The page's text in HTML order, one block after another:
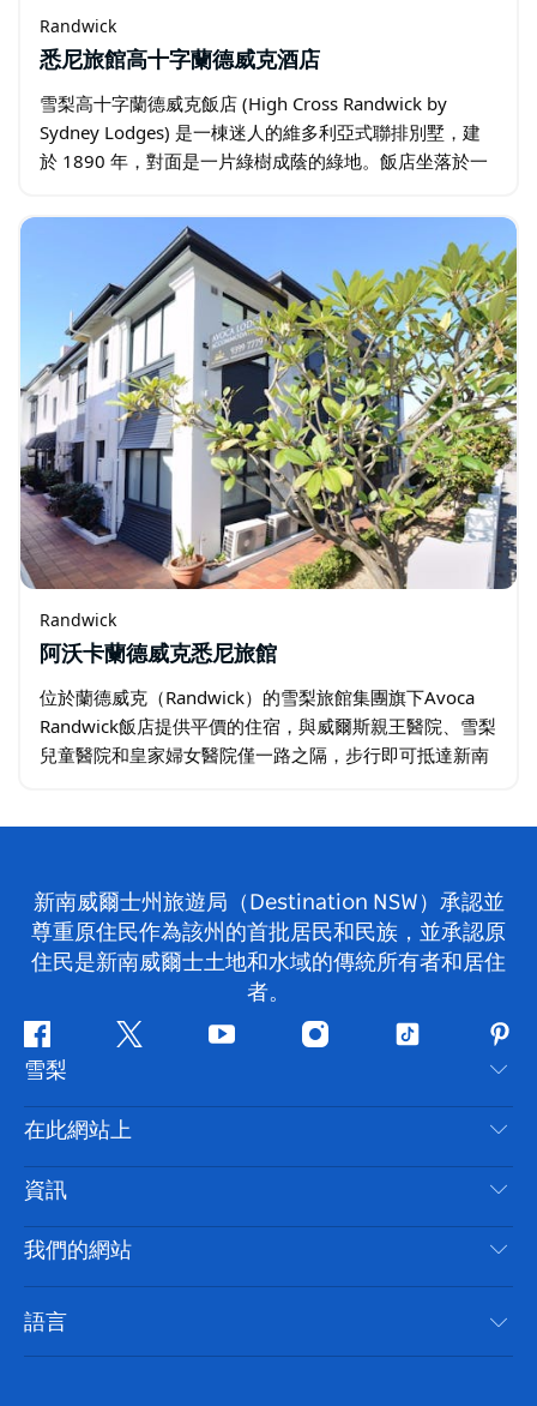
Randwick
悉尼旅館高十字蘭德威克酒店
雪梨高十字蘭德威克飯店 (High Cross Randwick by
Sydney Lodges) 是一棟迷人的維多利亞式聯排別墅，建
於 1890 年，對面是一片綠樹成蔭的綠地。飯店坐落於一
Randwick
阿沃卡蘭德威克悉尼旅館
位於蘭德威克（Randwick）的雪梨旅館集團旗下Avoca
Randwick飯店提供平價的住宿，與威爾斯親王醫院、雪梨
兒童醫院和皇家婦女醫院僅一路之隔，步行即可抵達新南
新南威爾士州旅遊局（Destination NSW）承認並
尊重原住民作為該州的首批居民和民族，並承認原
住民是新南威爾士土地和水域的傳統所有者和居住
者。
Facebook嘰
喳
喳
Youtube Instagram抖
雪梨
聯絡我們
免責聲明
隱私
Cookie 通知
在此網站上
目的地
要做的事情
新南威爾士州公路旅行
活動
住宿
資訊
旅行資訊
無障礙雪梨
列出您的業務
我們的網站
語言